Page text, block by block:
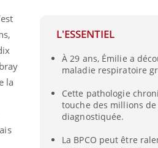
L'ESSENTIEL
À 29 ans, Émilie a
maladie respiratoire
Cette pathologie
touche des millions
diagnostiquée.
La BPCO peut être
la
Les troubles du sommeil
Mon enfant est-il trop
sensible ou simplement
très empathique ?